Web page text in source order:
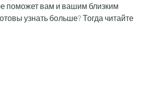
поможет вам и вашим близким
узнать больше? Тогда читайте